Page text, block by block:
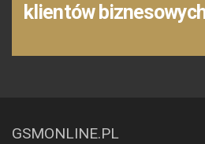
klientów
GSMONLINE.PL